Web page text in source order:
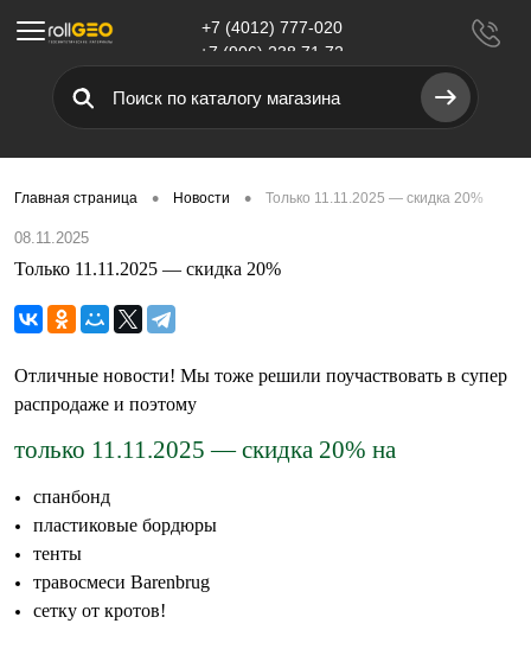
Меню
+7 (4012) 777-020
+7 (906) 238 71 72
Главная страница • Новости • Только 11.11.2025 — скидка 20%
08.11.2025
Только 11.11.2025 — скидка 20%
Отличные новости! Мы тоже решили поучаствовать в супер
распродаже и поэтому
только 11.11.2025 — скидка 20% на
спанбонд
пластиковые бордюры
тенты
травосмеси Barenbrug
сетку от кротов!